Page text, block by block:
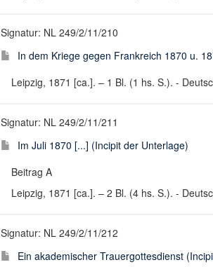
Signatur: NL 249/2/11/210
In dem Kriege gegen Frankreich 1870 u.
Leipzig, 1871 [ca.]. – 1 Bl. (1 hs. S.). -
Signatur: NL 249/2/11/211
Im Juli 1870 [...] (Incipit der Unterlage)
Beitrag A
Leipzig, 1871 [ca.]. – 2 Bl. (4 hs. S.). -
Signatur: NL 249/2/11/212
Ein akademischer Trauergottesdienst